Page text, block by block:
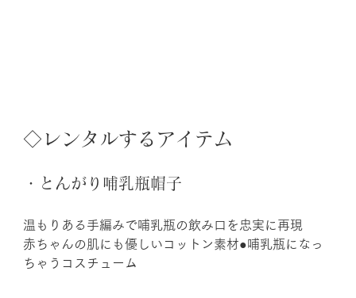
◇レンタルするアイテム
・とんがり哺乳瓶帽子
温もりある手編みで哺乳瓶の飲み口を忠実に再現
赤ちゃんの肌にも優しいコットン素材●哺乳瓶になっ
ちゃうコスチューム